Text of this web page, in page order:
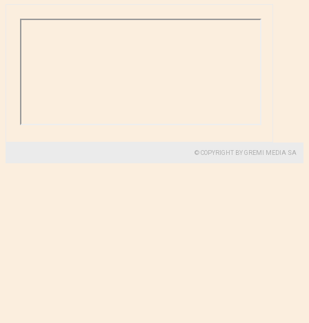
© COPYRIGHT BY GREMI MEDIA SA